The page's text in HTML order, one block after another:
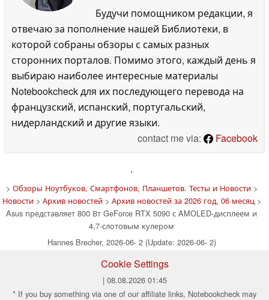
Будучи помощником редакции, я
отвечаю за пополнение нашей Библиотеки, в
которой собраны обзоры с самых разных
сторонних порталов. Помимо этого, каждый день я
выбираю наиболее интересные материалы
Notebookcheck для их последующего перевода на
французский, испанский, португальский,
нидерландский и другие языки.
contact me via:
Facebook
'
> Обзоры Ноутбуков, Смартфонов, Планшетов. Тесты и Новости>
Новости> Архив новостей> Архив новостей за 2026 год, 06 месяц >
Asus представляет 800 Вт GeForce RTX 5090 с AMOLED-дисплеем и
4,7-слотовым кулером
Hannes Brecher, 2026-06- 2 (Update: 2026-06- 2)
Cookie Settings
| 08.08.2026 01:45
* If you buy something via one of our affiliate links, Notebookcheck may